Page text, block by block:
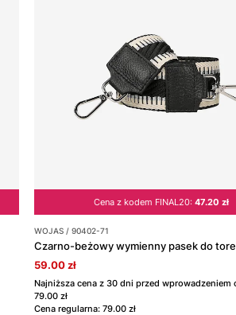
Cena z kodem FINAL20:47.20 zł
WOJAS / 90402-71
59.00 zł
Najniższa cena z 30 dni przed wprowadzeniem
79.00 zł
Cena regularna: 79.00 zł